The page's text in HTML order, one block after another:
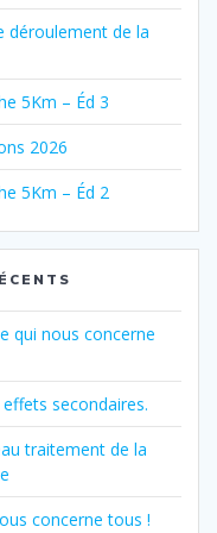
déroulement de la
5Km – Éd 3
2026
5Km – Éd 2
qui nous concerne
effets secondaires.
traitement de la
concerne tous !